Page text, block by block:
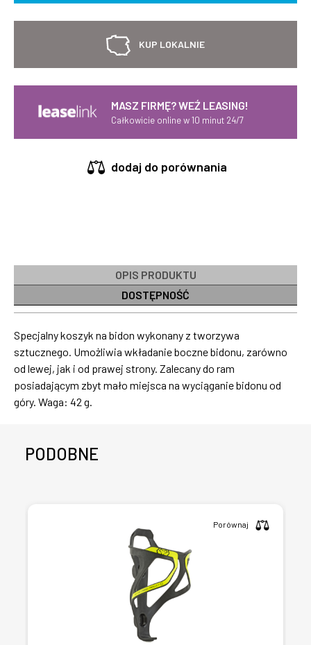
KUP LOKALNIE
MASZ FIRMĘ? WEŹ LEASING!
Całkowicie online w 10 minut 24/7
dodaj do porównania
OPIS PRODUKTU
DOSTĘPNOŚĆ
Specjalny koszyk na bidon wykonany z tworzywa
sztucznego. Umożliwia wkładanie boczne bidonu, zarówno
od lewej, jak i od prawej strony. Zalecany do ram
posiadającym zbyt mało miejsca na wyciąganie bidonu od
góry. Waga: 42 g.
PODOBNE
Porównaj